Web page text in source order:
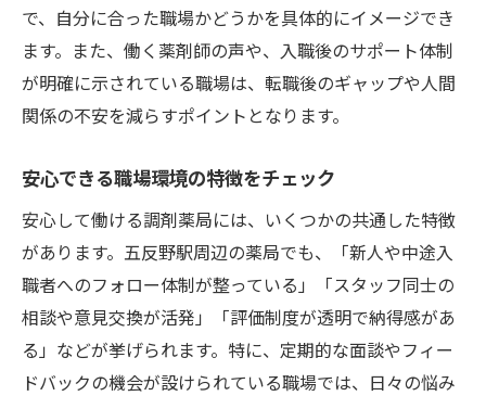
で、自分に合った職場かどうかを具体的にイメージでき
ます。また、働く薬剤師の声や、入職後のサポート体制
が明確に示されている職場は、転職後のギャップや人間
関係の不安を減らすポイントとなります。
安心できる職場環境の特徴をチェック
安心して働ける調剤薬局には、いくつかの共通した特徴
があります。五反野駅周辺の薬局でも、「新人や中途入
職者へのフォロー体制が整っている」「スタッフ同士の
相談や意見交換が活発」「評価制度が透明で納得感があ
る」などが挙げられます。特に、定期的な面談やフィー
ドバックの機会が設けられている職場では、日々の悩み